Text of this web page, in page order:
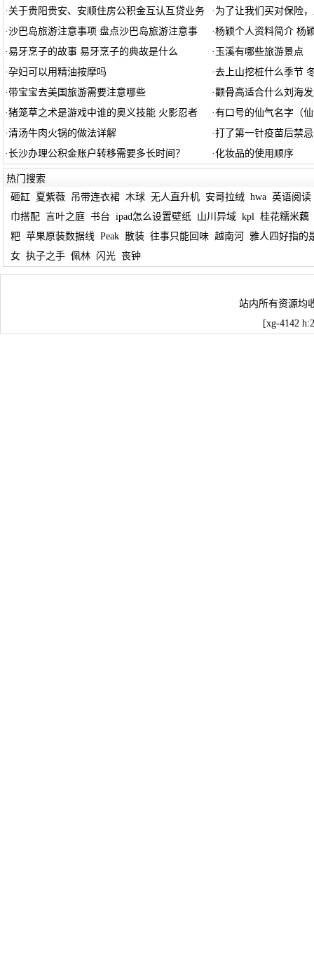
· 关于贵阳贵安、安顺住房公积金互认互贷业务 · 为了让我们买对保险
·沙巴岛旅游注意事项 盘点沙巴岛旅游注意事 ·杨颖个人资料简介 杨
·易牙烹子的故事 易牙烹子的典故是什么 · 玉溪有哪些旅游景点
·孕妇可以用精油按摩吗 ·去上山挖桩什么季节
·带宝宝去美国旅游需要注意哪些 ·颧骨高适合什么刘海
·猪笼草之术是游戏中谁的奥义技能 火影忍者 ·有口号的仙气名字（
·清汤牛肉火锅的做法详解 ·打了第一针疫苗后禁
·长沙办理公积金账户转移需要多长时间？ ·化妆品的使用顺序
热门搜索
砸缸
夏紫薇 吊带连衣裙 木球 无人直升机 安哥拉绒 hwa 英语阅读
巾搭配 言叶之庭 书台 ipad怎么设置壁纸 山川异域 kpl 桂花糯米藕
粑 苹果原装数据线 Peak 散装 往事只能回味 越南河
雅人四好指的
女 执子之手 佩林 闪光 丧钟
站内所有资源均
[xg-4142